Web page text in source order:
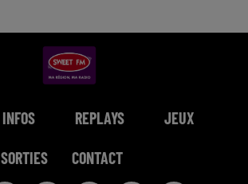
INFOS REPLAYS JEUX
SORTIES CONTACT